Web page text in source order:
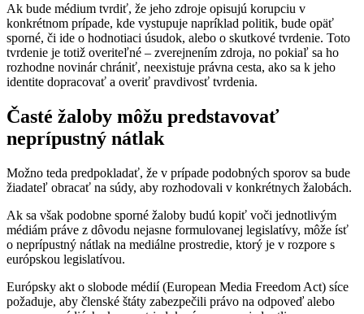
Ak bude médium tvrdiť, že jeho zdroje opisujú korupciu v
konkrétnom prípade, kde vystupuje napríklad politik, bude opäť
sporné, či ide o hodnotiaci úsudok, alebo o skutkové tvrdenie. Toto
tvrdenie je totiž overiteľné – zverejnením zdroja, no pokiaľ sa ho
rozhodne novinár chrániť, neexistuje právna cesta, ako sa k jeho
identite dopracovať a overiť pravdivosť tvrdenia.
Časté žaloby môžu predstavovať
neprípustný nátlak
Možno teda predpokladať, že v prípade podobných sporov sa bude
žiadateľ obracať na súdy, aby rozhodovali v konkrétnych žalobách.
Ak sa však podobne sporné žaloby budú kopiť voči jednotlivým
médiám práve z dôvodu nejasne formulovanej legislatívy, môže ísť
o neprípustný nátlak na mediálne prostredie, ktorý je v rozpore s
európskou legislatívou.
Európsky akt o slobode médií (European Media Freedom Act) síce
požaduje, aby členské štáty zabezpečili právo na odpoveď alebo